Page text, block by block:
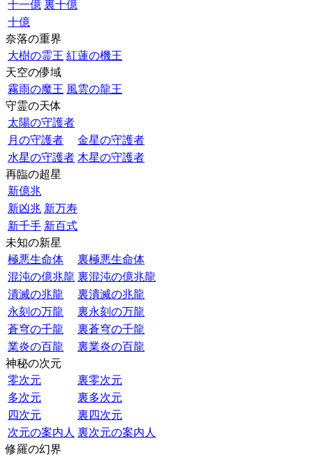
十一億 裏十億
十億
奈落の重界
大樹の霊王 紅蓮の機王
天空の儚域
霧雨の魔王 風雲の龍王
守霊の天体
太陽の守護者
月の守護者
金星の守護者
水星の守護者 木星の守護者
再臨の超星
新億兆
新凶兆 新万寿
新千手 新百式
未知の新星
極悪生命体
裏極悪生命体
混沌の億兆龍 裏混沌の億兆龍
潰滅の兆龍
裏潰滅の兆龍
永刻の万龍
裏永刻の万龍
蒼穹の千龍
裏蒼穹の千龍
業炎の百龍
裏業炎の百龍
神秘の次元
零次元
裏零次元
多次元
裏多次元
四次元
裏四次元
次元の案内人 裏次元の案内人
修羅の幻界